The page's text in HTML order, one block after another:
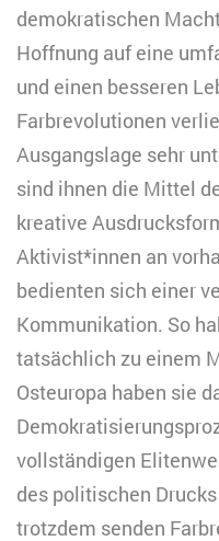
demokratischen
Hoffnung auf eine
und einen besseren
Farbrevolutionen
Ausgangslage sehr
sind ihnen die Mittel
kreative
Aktivist*innen an
bedienten sich einer
Kommunikation. So
tatsächlich zu einem
Osteuropa haben sie
vollständigen
des politischen
trotzdem senden